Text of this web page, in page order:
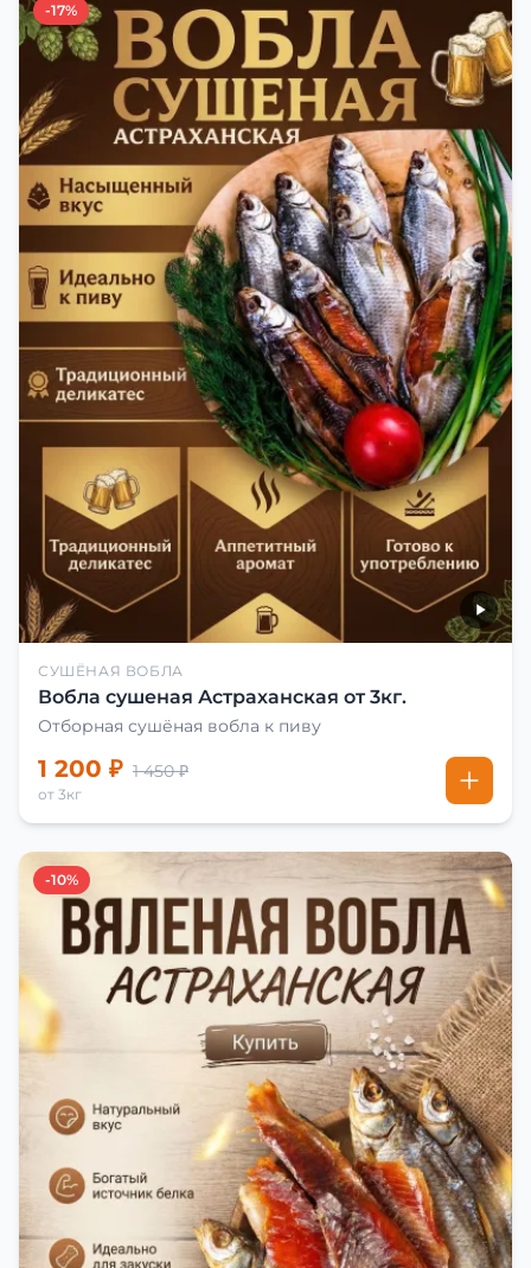
-17%
СУШЁНАЯ ВОБЛА
Вобла сушеная Астраханская от 3кг.
Отборная сушёная вобла к пиву
1 200 ₽ 1 450 ₽
от 3кг
-10%